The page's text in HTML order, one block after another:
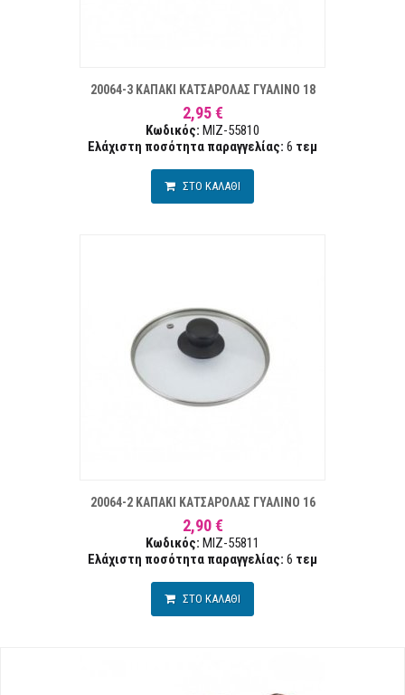
20064-3 ΚΑΠΑΚΙ ΚΑΤΣΑΡΟΛΑΣ ΓΥΑΛΙΝΟ 18
2,95 €
Κωδικός: MIZ-55810
Ελάχιστη ποσότητα παραγγελίας: 6 τεμ
ΣΤΟ ΚΑΛΑΘΙ
20064-2 ΚΑΠΑΚΙ ΚΑΤΣΑΡΟΛΑΣ ΓΥΑΛΙΝΟ 16
2,90 €
Κωδικός: MIZ-55811
Ελάχιστη ποσότητα παραγγελίας: 6 τεμ
ΣΤΟ ΚΑΛΑΘΙ